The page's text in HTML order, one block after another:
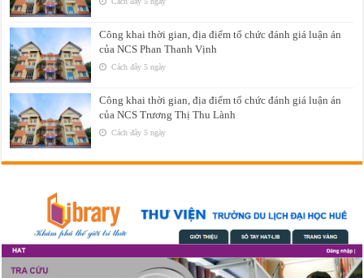
Công khai thời gian, địa điểm tổ chức đánh giá luận án
của NCS Phan Thanh Vịnh
Cách đây 5 ngày
Công khai thời gian, địa điểm tổ chức đánh giá luận án
của NCS Trương Thị Thu Lành
Cách đây 5 ngày